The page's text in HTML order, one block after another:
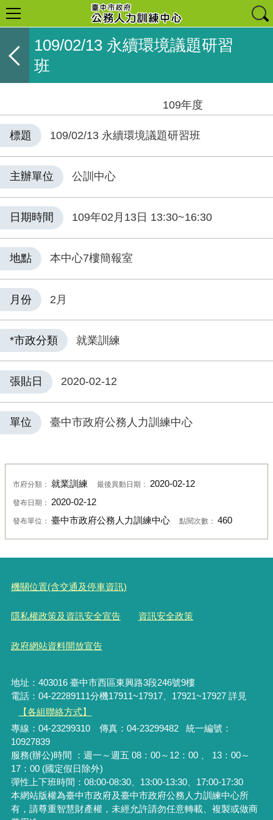
109/02/13 永續環境議題研習
班
109年度
標題 109/02/13 永續環境議題研習班
主辦單位 公訓中心
日期時間 109年02月13日 13:30~16:30
地點 本中心7樓簡報室
月份 2月
*市政分類 就業訓練
張貼日 2020-02-12
單位 臺中市政府公務人力訓練中心
市府分類： 就業訓練 最後異動日期： 2020-02-12
發布日期： 2020-02-12
發布單位： 臺中市政府公務人力訓練中心 點閱次數： 460
機關位置(含交通及停車資訊)
隱私權政策及資訊安全宣告 資訊安全政策
政府網站資料開放宣告
地址：403016 臺中市西區東興路3段246號9樓
電話：04-22289111分機17911~17917、17921~17927 詳見
【各組聯絡方式】
專線：04-23299310 傳真：04-23299482 統一編號：
10927839
服務(辦公)時間 ：週一～週五 08：00～12：00 、 13：00～
17：00 (國定假日除外)
彈性上下班時間：08:00-08:30、13:00-13:30、17:00-17:30
本網站版權為臺中市政府及臺中市政府公務人力訓練中心所
有，請尊重智慧財產權，未經允許請勿任意轉載、複製或做商